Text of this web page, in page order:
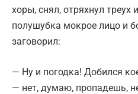
хоры, снял, отряхнул треух
полушубка мокрое лицо и
заговорил:
— Ну и погодка! Добился
— нет, думаю, пропадешь,